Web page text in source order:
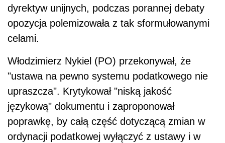
dyrektyw unijnych, podczas porannej debaty
opozycja polemizowała z tak sformułowanymi
celami.
Włodzimierz Nykiel (PO) przekonywał, że
"ustawa na pewno systemu podatkowego nie
upraszcza". Krytykował "niską jakość
językową" dokumentu i zaproponował
poprawkę, by całą część dotyczącą zmian w
ordynacji podatkowej wyłączyć z ustawy i w